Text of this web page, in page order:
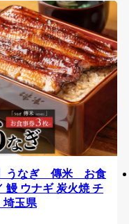
】うなぎ 傳米 お食
鰻 ウナギ 炭火焼 チ
埼玉県